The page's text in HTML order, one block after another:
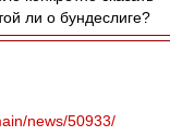
ли о бундеслиге?
news/50933/